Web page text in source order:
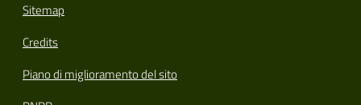
Sitemap
Credits
Piano di miglioramento del sito